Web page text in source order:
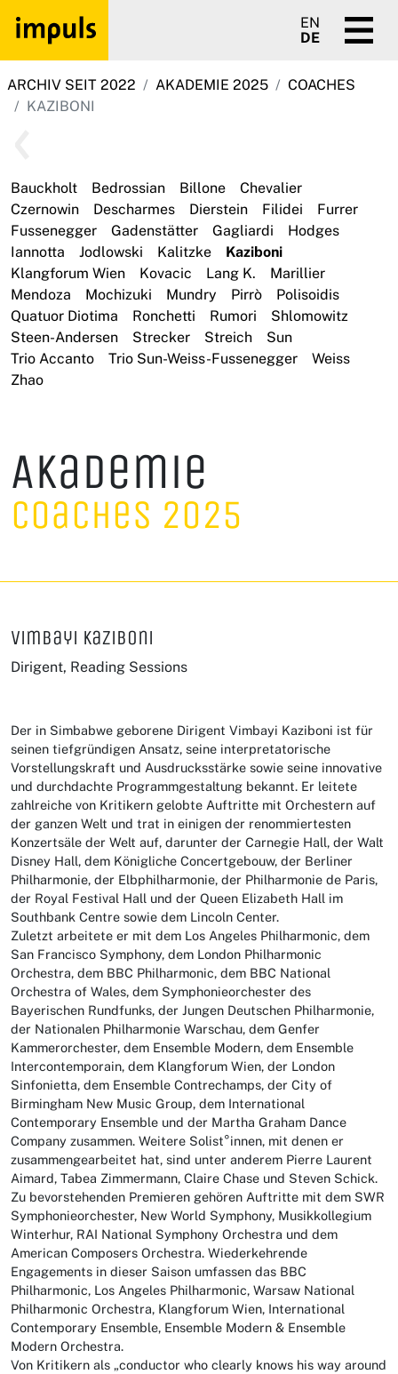
EN
DE
ARCHIV SEIT 2022 AKADEMIE 2025
COACHES
KAZIBONI
Bauckholt Bedrossian Billone
Chevalier
Czernowin
Descharmes Dierstein Filidei
Furrer
Fussenegger
Gadenstätter Gagliardi
Hodges
Iannotta
Jodlowski Kalitzke
Kaziboni
Klangforum Wien
Kovacic Lang K.
Marillier
Mendoza
Mochizuki Mundry Pirrò
Polisoidis
Quatuor Diotima
Ronchetti Rumori
Shlomowitz
Steen-Andersen
Strecker Streich
Sun
Trio Accanto
Trio Sun-Weiss-Fussenegger
Weiss
Zhao
Akademie
Coaches 2025
Vimbayi Kaziboni
Dirigent, Reading Sessions
Der in Simbabwe geborene Dirigent Vimbayi Kaziboni ist für
seinen tiefgründigen Ansatz, seine interpretatorische
Vorstellungskraft und Ausdrucksstärke sowie seine innovative
und durchdachte Programmgestaltung bekannt. Er leitete
zahlreiche von Kritikern gelobte Auftritte mit Orchestern auf
der ganzen Welt und trat in einigen der renommiertesten
Konzertsäle der Welt auf, darunter der Carnegie Hall, der Walt
Disney Hall, dem Königliche Concertgebouw, der Berliner
Philharmonie, der Elbphilharmonie, der Philharmonie de Paris,
der Royal Festival Hall und der Queen Elizabeth Hall im
Southbank Centre sowie dem Lincoln Center.
Zuletzt arbeitete er mit dem Los Angeles Philharmonic, dem
San Francisco Symphony, dem London Philharmonic
Orchestra, dem BBC Philharmonic, dem BBC National
Orchestra of Wales, dem Symphonieorchester des
Bayerischen Rundfunks, der Jungen Deutschen Philharmonie,
der Nationalen Philharmonie Warschau, dem Genfer
Kammerorchester, dem Ensemble Modern, dem Ensemble
Intercontemporain, dem Klangforum Wien, der London
Sinfonietta, dem Ensemble Contrechamps, der City of
Birmingham New Music Group, dem International
Contemporary Ensemble und der Martha Graham Dance
Company zusammen. Weitere Solist°innen, mit denen er
zusammengearbeitet hat, sind unter anderem Pierre Laurent
Aimard, Tabea Zimmermann, Claire Chase und Steven Schick.
Zu bevorstehenden Premieren gehören Auftritte mit dem SWR
Symphonieorchester, New World Symphony, Musikkollegium
Winterhur, RAI National Symphony Orchestra und dem
American Composers Orchestra. Wiederkehrende
Engagements in dieser Saison umfassen das BBC
Philharmonic, Los Angeles Philharmonic, Warsaw National
Philharmonic Orchestra, Klangforum Wien, International
Contemporary Ensemble, Ensemble Modern & Ensemble
Modern Orchestra.
Von Kritikern als „conductor who clearly knows his way around